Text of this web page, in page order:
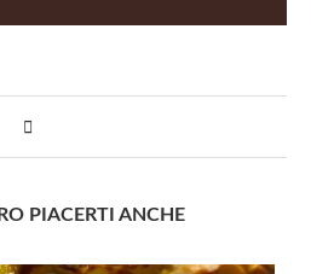
PIACERTI ANCHE